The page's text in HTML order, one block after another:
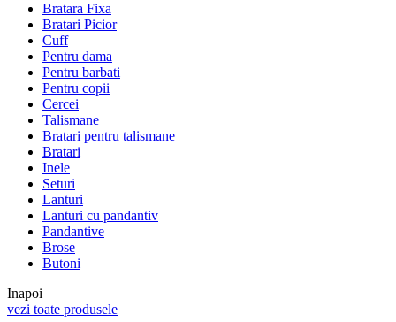
Bratara Fixa
Bratari Picior
Cuff
Pentru dama
Pentru barbati
Pentru copii
Cercei
Talismane
Bratari pentru talismane
Bratari
Inele
Seturi
Lanturi
Lanturi cu pandantiv
Pandantive
Brose
Butoni
Inapoi
vezi toate produsele